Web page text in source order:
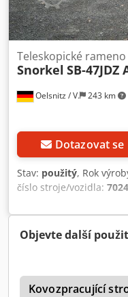
Oelsnitz / V. 243 km
Teleskopické rameno
Snorkel SB-47JDZ
Dotazovat se
Stav: použitý, Rok
číslo stroje/vozidla: 7024
motoru: Diesel,
Objevte další
Kovozpracující